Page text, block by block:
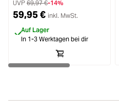
UVP 69,97 €-14%
59,95 € inkl. MwSt.
Auf Lager
In 1-3 Werktagen bei dir